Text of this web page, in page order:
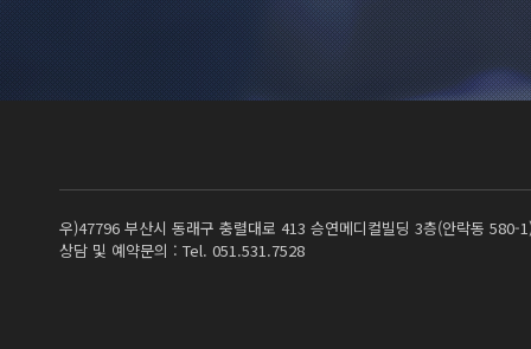
우)47796 부산시 동래구 충렬대로 413 승연메디컬빌딩 3층(안락동 580-
상담 및 예약문의 : Tel. 051.531.7528